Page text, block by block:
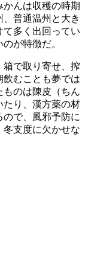
んは収穫の時期
普通温州と大き
て多く出回ってい
が特徴だ。
箱で取り寄せ、搾
飲むことも夢では
ものは陳皮（ちん
たり、漢方薬の材
で、風邪予防に
冬支度に欠かせな